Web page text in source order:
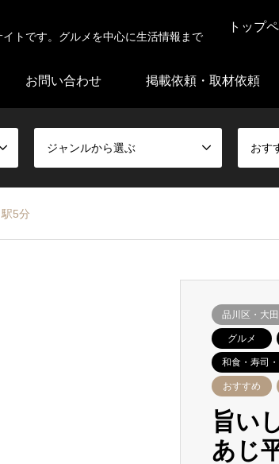
トです。グルメを中心に生活情報まで
トップ
お問い合わせ 掲載依頼・取材依頼
ジャンルから選ぶ おす
5分
品川区・大
グルメ
和食・寿司
おすすめ
旨い
あじ